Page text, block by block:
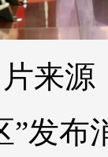
来源
”发布